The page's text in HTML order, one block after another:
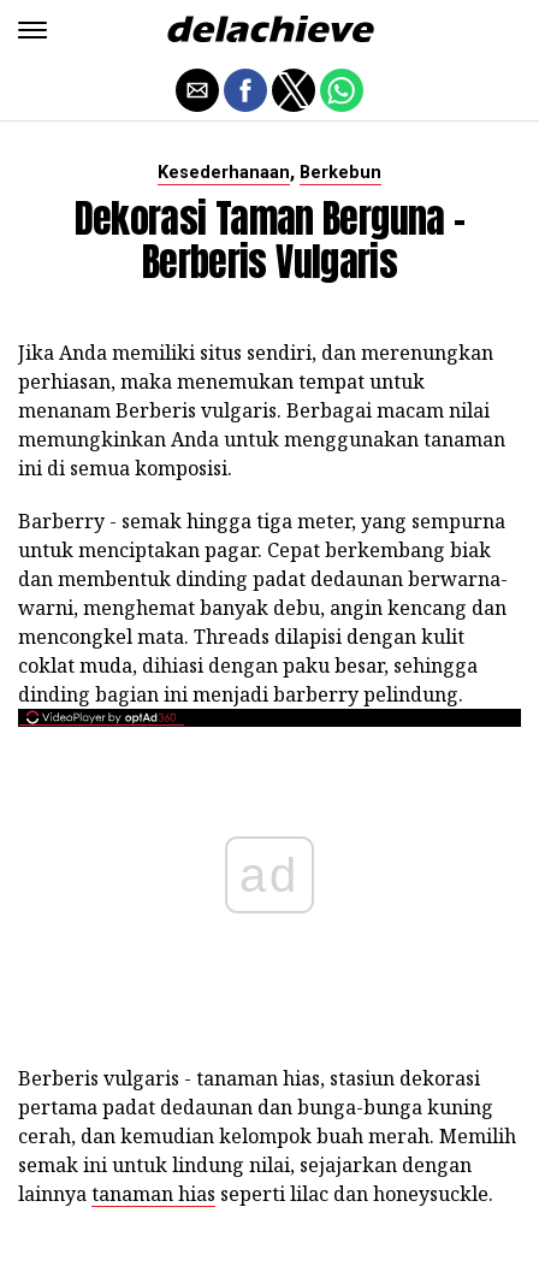
Kesederhanaan, Berkebun
Dekorasi Taman Berguna -
Berberis Vulgaris
Jika Anda memiliki situs sendiri, dan merenungkan
perhiasan, maka menemukan tempat untuk
menanam Berberis vulgaris. Berbagai macam nilai
memungkinkan Anda untuk menggunakan tanaman
ini di semua komposisi.
Barberry - semak hingga tiga meter, yang sempurna
untuk menciptakan pagar. Cepat berkembang biak
dan membentuk dinding padat dedaunan berwarna-
warni, menghemat banyak debu, angin kencang dan
mencongkel mata. Threads dilapisi dengan kulit
coklat muda, dihiasi dengan paku besar, sehingga
dinding bagian ini menjadi barberry pelindung.
ad
Berberis vulgaris - tanaman hias, stasiun dekorasi
pertama padat dedaunan dan bunga-bunga kuning
cerah, dan kemudian kelompok buah merah. Memilih
semak ini untuk lindung nilai, sejajarkan dengan
lainnyatanaman hias seperti lilac dan honeysuckle.